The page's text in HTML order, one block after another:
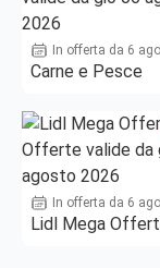
In offerta da 6
Carne e Pesce
In offerta da 6
Lidl Mega